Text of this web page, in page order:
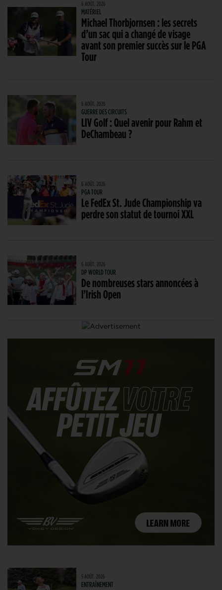
6 AOÛT. 2026
MATÉRIEL
Michael Thorbjornsen : les secrets
d’un sac qui a changé de visage
avant son premier succès sur le PGA
Tour
6 AOÛT. 2026
GUERRE DES CIRCUITS
LIV Golf : Quel avenir pour Rahm et
DeChambeau ?
6 AOÛT. 2026
PGA TOUR
Le FedEx St. Jude Championship va
perdre son statut de tournoi XXL
6 AOÛT. 2026
DP WORLD TOUR
De nombreuses stars annoncées à
l’Irish Open
5 AOÛT. 2026
ENTRAÎNEMENT